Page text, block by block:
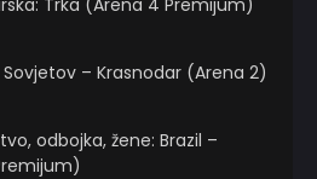
Trka (Arena 4 Premijum)
Sovjetov – Krasnodar (Arena 2)
odbojka, žene: Brazil –